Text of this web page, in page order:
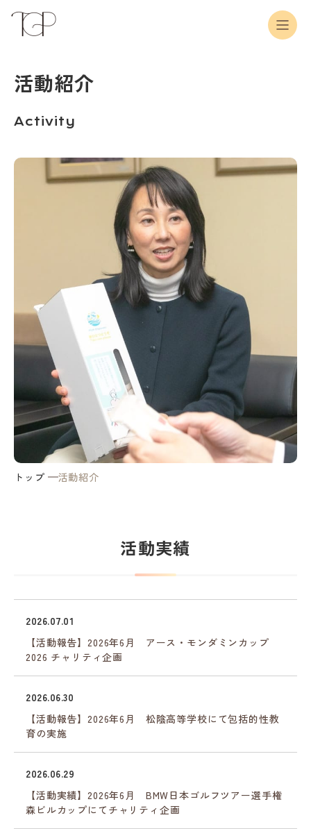
活動紹介
Activity
トップ 活動紹介
活動実績
2026.07.01
【活動報告】2026年6月 アース・モンダミンカップ
2026 チャリティ企画
2026.06.30
【活動報告】2026年6月 松陰高等学校にて包括的性教
育の実施
2026.06.29
【活動実績】2026年6月 BMW日本ゴルフツアー選手権
森ビルカップにてチャリティ企画